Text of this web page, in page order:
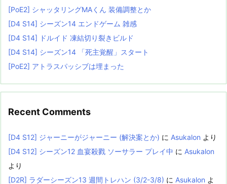
[PoE2] シャッタリングMAくん 装備調整とか
[D4 S14] シーズン14 エンドゲーム 雑感
[D4 S14] ドルイド 凍結切り裂きビルド
[D4 S14] シーズン14 「死主覚醒」スタート
[PoE2] アトラスパッシブは埋まった
Recent Comments
[D4 S12] ジャーニーがジャーニー (解決案とか) に Asukalon より
[D4 S12] シーズン12 血宴殺戮 ソーサラー プレイ中 に Asukalon
より
[D2R] ラダーシーズン13 週間トレハン (3/2-3/8) に Asukalon よ